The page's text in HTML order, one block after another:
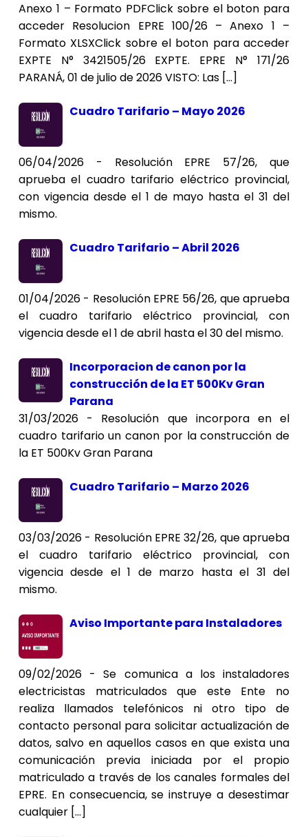
Anexo 1 – Formato PDFClick sobre el boton para
acceder Resolucion EPRE 100/26 – Anexo 1 –
Formato XLSXClick sobre el boton para acceder
EXPTE N° 3421505/26 EXPTE. EPRE N° 171/26
PARANÁ, 01 de julio de 2026 VISTO: Las […]
Cuadro Tarifario – Mayo 2026
06/04/2026 - Resolución EPRE 57/26, que
aprueba el cuadro tarifario eléctrico provincial,
con vigencia desde el 1 de mayo hasta el 31 del
mismo.
Cuadro Tarifario – Abril 2026
01/04/2026 - Resolución EPRE 56/26, que aprueba
el cuadro tarifario eléctrico provincial, con
vigencia desde el 1 de abril hasta el 30 del mismo.
Incorporacion de canon por la
construcción de la ET 500Kv Gran
Parana
31/03/2026 - Resolución que incorpora en el
cuadro tarifario un canon por la construcción de
la ET 500Kv Gran Parana
Cuadro Tarifario – Marzo 2026
03/03/2026 - Resolución EPRE 32/26, que aprueba
el cuadro tarifario eléctrico provincial, con
vigencia desde el 1 de marzo hasta el 31 del
mismo.
Aviso Importante para Instaladores
09/02/2026 - Se comunica a los instaladores
electricistas matriculados que este Ente no
realiza llamados telefónicos ni otro tipo de
contacto personal para solicitar actualización de
datos, salvo en aquellos casos en que exista una
comunicación previa iniciada por el propio
matriculado a través de los canales formales del
EPRE. En consecuencia, se instruye a desestimar
cualquier […]